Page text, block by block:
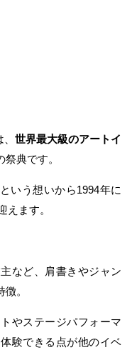
世界最大級のアートイ
典です。
いう想いから1994年に
えます。
など、肩書きやジャン
。
やステージパフォーマ
験できる点が他のイベ